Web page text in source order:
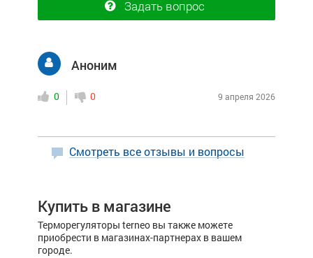
Задать вопрос
Аноним
0 0 9 апреля 2026
Смотреть все отзывы и вопросы
Купить в магазине
Терморегуляторы terneo вы также можете
приобрести в магазинах-партнерах в вашем
городе.